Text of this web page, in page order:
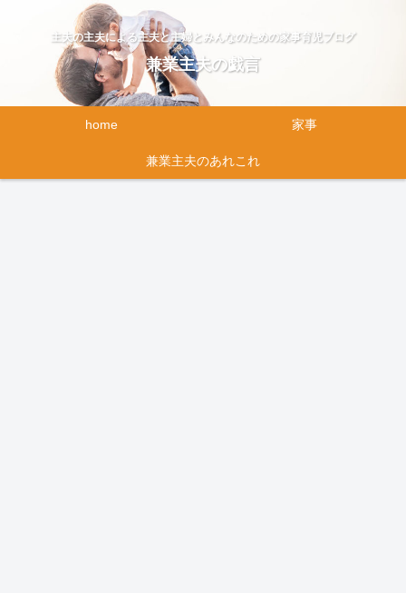
主夫の主夫による主夫と主婦とみんなのための家事育児ブログ
兼業主夫の戯言
home 家事
兼業主夫のあれこれ